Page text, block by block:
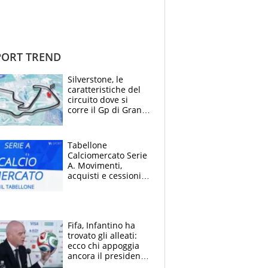
TREND
Silverstone, le
caratteristiche del
circuito dove si
corre il Gp di Gran
Tabellone
Calciomercato Serie
A. Movimenti,
acquisti e cessioni:
Fifa, Infantino ha
trovato gli alleati:
ecco chi appoggia
ancora il presidente